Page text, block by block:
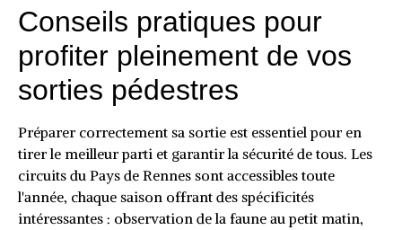
Conseils pratiques pour
profiter pleinement de vos
sorties pédestres
Préparer correctement sa sortie est essentiel pour en
tirer le meilleur parti et garantir la sécurité de tous. Les
circuits du Pays de Rennes sont accessibles toute
l'année, chaque saison offrant des spécificités
intéressantes : observation de la faune au petit matin,